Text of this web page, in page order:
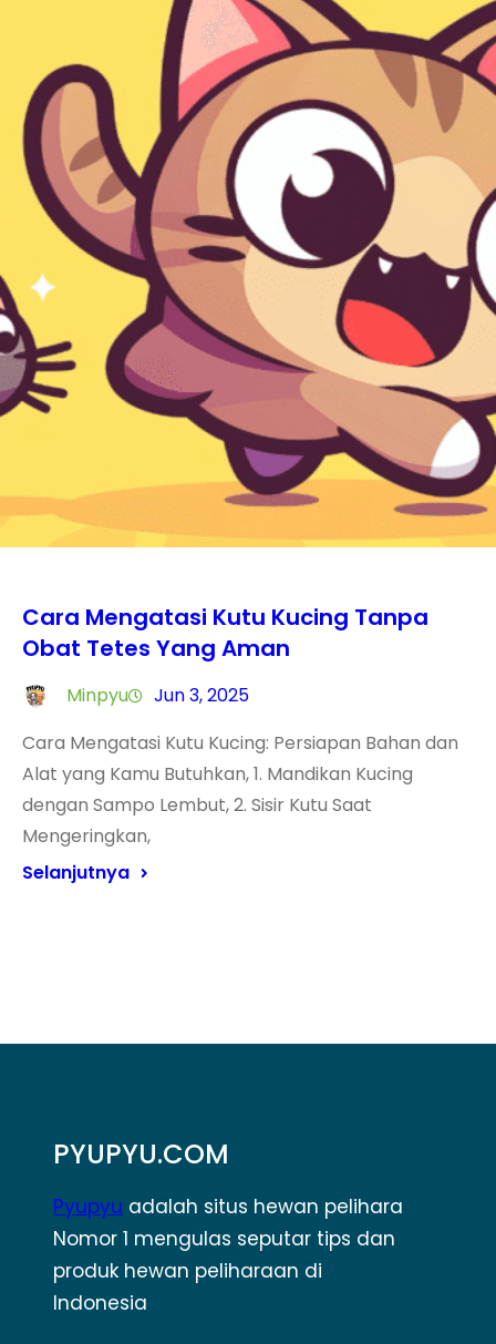
Cara Mengatasi Kutu Kucing Tanpa
Obat Tetes Yang Aman
Minpyu
Jun 3, 2025
Cara Mengatasi Kutu Kucing: Persiapan Bahan dan
Alat yang Kamu Butuhkan, 1. Mandikan Kucing
dengan Sampo Lembut, 2. Sisir Kutu Saat
Mengeringkan,
Selanjutnya
PYUPYU.COM
Pyupyu adalah situs hewan pelihara
Nomor 1 mengulas seputar tips dan
produk hewan peliharaan di
Indonesia